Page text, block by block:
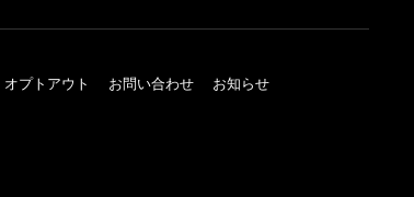
オプトアウト お問い合わせ
お知らせ